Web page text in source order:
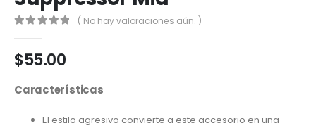
( No hay valoraciones aún. )
$55.00
Características
El estilo agresivo convierte a este accesorio en una